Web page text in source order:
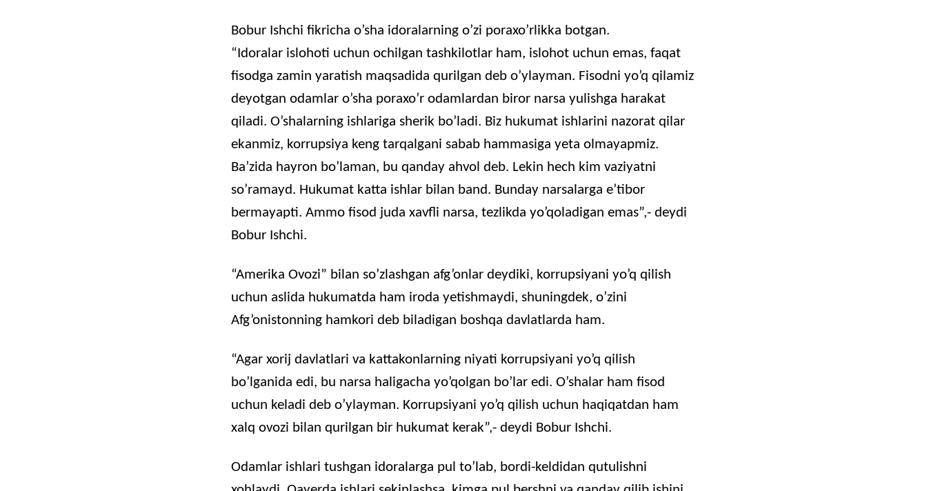
Bobur Ishchi fikricha o’sha idoralarning o’zi poraxo’rlikka botgan.
“Idoralar islohoti uchun ochilgan tashkilotlar ham, islohot uchun emas, faqat
fisodga zamin yaratish maqsadida qurilgan deb o’ylayman. Fisodni yo’q qilamiz
deyotgan odamlar o’sha poraxo’r odamlardan biror narsa yulishga harakat
qiladi. O’shalarning ishlariga sherik bo’ladi. Biz hukumat ishlarini nazorat qilar
ekanmiz, korrupsiya keng tarqalgani sabab hammasiga yeta olmayapmiz.
Ba’zida hayron bo’laman, bu qanday ahvol deb. Lekin hech kim vaziyatni
so’ramayd. Hukumat katta ishlar bilan band. Bunday narsalarga e’tibor
bermayapti. Ammo fisod juda xavfli narsa, tezlikda yo’qoladigan emas”,- deydi
Bobur Ishchi.
“Amerika Ovozi” bilan so’zlashgan afg’onlar deydiki, korrupsiyani yo’q qilish
uchun aslida hukumatda ham iroda yetishmaydi, shuningdek, o’zini
Afg’onistonning hamkori deb biladigan boshqa davlatlarda ham.
“Agar xorij davlatlari va kattakonlarning niyati korrupsiyani yo’q qilish
bo’lganida edi, bu narsa haligacha yo’qolgan bo’lar edi. O’shalar ham fisod
uchun keladi deb o’ylayman. Korrupsiyani yo’q qilish uchun haqiqatdan ham
xalq ovozi bilan qurilgan bir hukumat kerak”,- deydi Bobur Ishchi.
Odamlar ishlari tushgan idoralarga pul to’lab, bordi-keldidan qutulishni